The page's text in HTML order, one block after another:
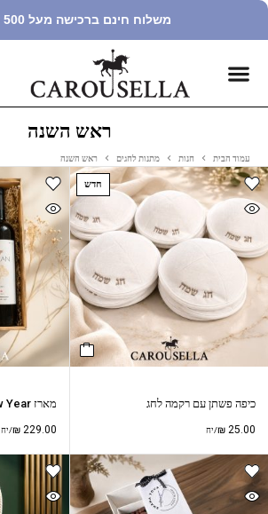
משלוח חינם ברכישה מעל 500 ש"ח !
עמוד הבית חנות מתנות לחגים ראש השנה
ראש השנה
חדש
כיפה פשתן עם רקמה לחג
₪ 25.00 /יח
מארז New Year
₪229.00 /יח